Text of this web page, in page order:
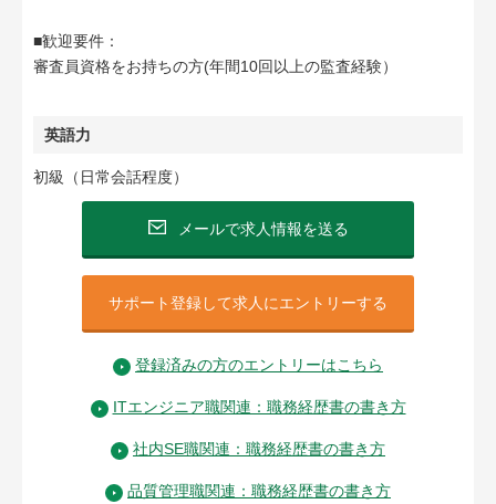
■歓迎要件：
審査員資格をお持ちの方(年間10回以上の監査経験）
英語力
初級（日常会話程度）
メールで求人情報を送る
サポート登録して求人にエントリーする
登録済みの方のエントリーはこちら
ITエンジニア職関連：職務経歴書の書き方
社内SE職関連：職務経歴書の書き方
品質管理職関連：職務経歴書の書き方